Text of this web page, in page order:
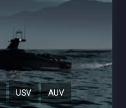
USV AUV